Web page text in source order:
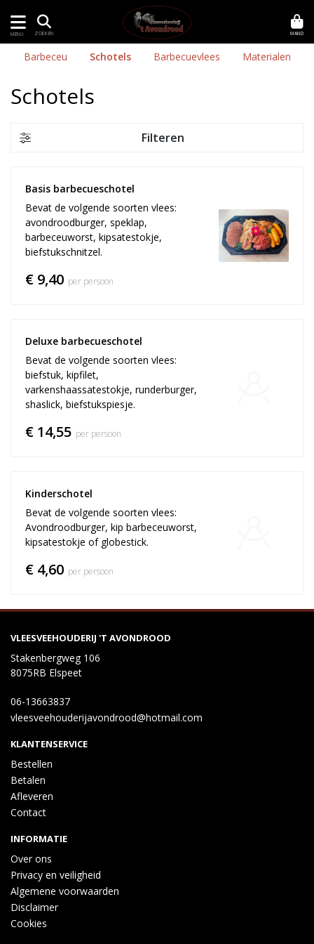
MENU ZOEKEN MAND
Barbeceu Schotels Barbecuevlees Materialen
Schotels
Filteren
Basis barbecueschotel
Bevat de volgende soorten vlees:
avondroodburger, speklap,
barbeceuworst, kipsatestokje,
biefstukschnitzel.
€ 9,40 per persoon
Deluxe barbecueschotel
Bevat de volgende soorten vlees:
biefstuk, kipfilet,
varkenshaassatestokje, runderburger,
shaslick, biefstukspiesje.
€ 14,55 per persoon
Kinderschotel
Bevat de volgende soorten vlees:
Avondroodburger, kip barbeceuworst,
kipsatestokje of globestick.
€ 4,60 per persoon
VLEESVEEHOUDERIJ 'T AVONDROOD
Stakenbergweg 106
8075RB Elspeet
06-13663837
vleesveehouderijavondrood@hotmail.com
KLANTENSERVICE
Bestellen
Betalen
Afleveren
Contact
INFORMATIE
Over ons
Privacy en veiligheid
Algemene voorwaarden
Disclaimer
Cookies